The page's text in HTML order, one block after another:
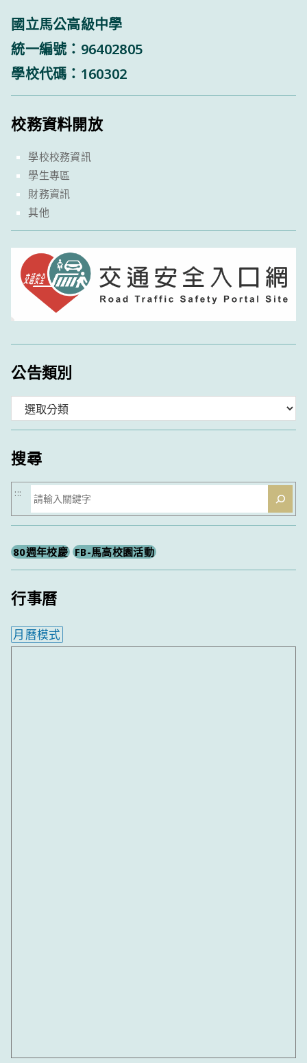
國立馬公高級中學
統一編號：96402805
學校代碼：160302
校務資料開放
學校校務資訊
學生專區
財務資訊
其他
公告類別
類
搜尋
搜
尋
:::
80週年校慶 FB-馬高校園活動
行事曆
月曆模式